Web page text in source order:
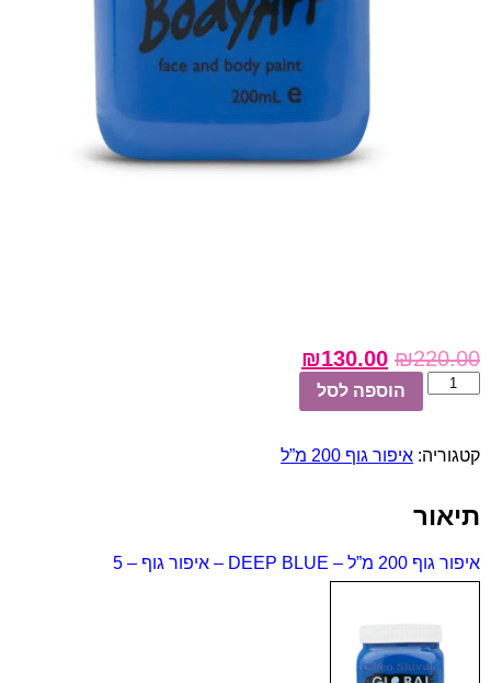
₪220.00
₪130.00
כמות
של
-
-
הוספה לסל
קטגוריה: איפור גוף 200 מ”ל
תיאור
איפור גוף 200 מ”ל – DEEP BLUE – איפור גוף – 5